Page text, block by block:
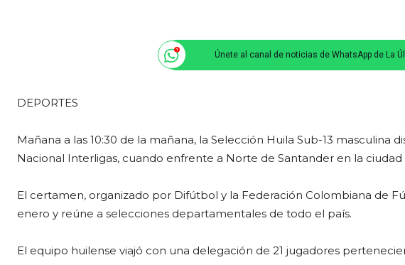
Únete al canal de noticias de WhatsApp de La
DEPORTES
Mañana a las 10:30 de la mañana, la Selección Huila Sub-13 masculina
Nacional Interligas, cuando enfrente a Norte de Santander en la
El certamen, organizado por Difútbol y la Federación Colombiana de
enero y reúne a selecciones departamentales de todo el país.
El equipo huilense viajó con una delegación de 21 jugadores